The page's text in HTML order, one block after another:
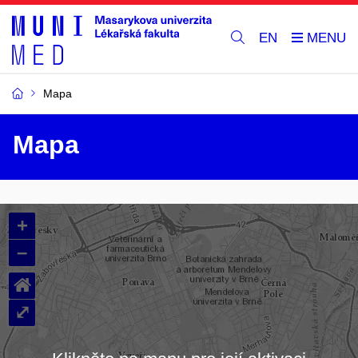
EN
Mapa
Mapa
+
–
⌂
⤢